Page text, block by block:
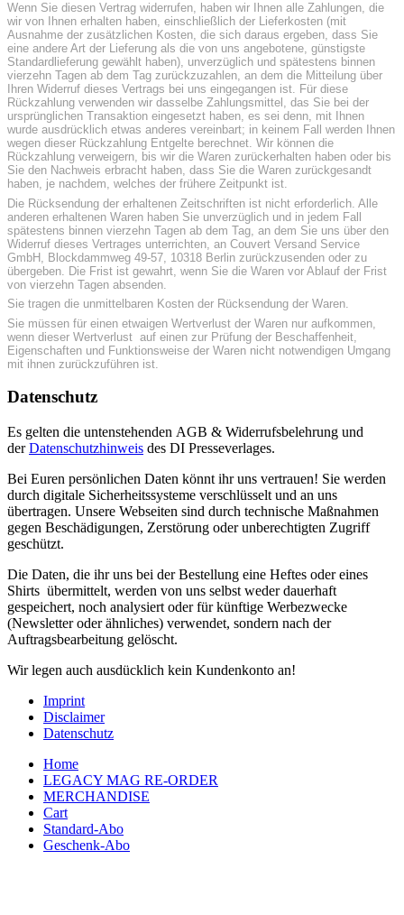
Wenn Sie diesen Vertrag widerrufen, haben wir Ihnen alle Zahlungen, die
wir von Ihnen erhalten haben, einschließlich der Lieferkosten (mit
Ausnahme der zusätzlichen Kosten, die sich daraus ergeben, dass Sie
eine andere Art der Lieferung als die von uns angebotene, günstigste
Standardlieferung gewählt haben), unverzüglich und spätestens binnen
vierzehn Tagen ab dem Tag zurückzuzahlen, an dem die Mitteilung über
Ihren Widerruf dieses Vertrags bei uns eingegangen ist. Für diese
Rückzahlung verwenden wir dasselbe Zahlungsmittel, das Sie bei der
ursprünglichen Transaktion eingesetzt haben, es sei denn, mit Ihnen
wurde ausdrücklich etwas anderes vereinbart; in keinem Fall werden Ihnen
wegen dieser Rückzahlung Entgelte berechnet. Wir können die
Rückzahlung verweigern, bis wir die Waren zurückerhalten haben oder bis
Sie den Nachweis erbracht haben, dass Sie die Waren zurückgesandt
haben, je nachdem, welches der frühere Zeitpunkt ist.
Die Rücksendung der erhaltenen Zeitschriften ist nicht erforderlich. Alle
anderen erhaltenen Waren haben Sie unverzüglich und in jedem Fall
spätestens binnen vierzehn Tagen ab dem Tag, an dem Sie uns über den
Widerruf dieses Vertrages unterrichten, an Couvert Versand Service
GmbH, Blockdammweg 49-57, 10318 Berlin zurückzusenden oder zu
übergeben. Die Frist ist gewahrt, wenn Sie die Waren vor Ablauf der Frist
von vierzehn Tagen absenden.
Sie tragen die unmittelbaren Kosten der Rücksendung der Waren.
Sie müssen für einen etwaigen Wertverlust der Waren nur aufkommen,
wenn dieser Wertverlust auf einen zur Prüfung der Beschaffenheit,
Eigenschaften und Funktionsweise der Waren nicht notwendigen Umgang
mit ihnen zurückzuführen ist.
Datenschutz
Es gelten die untenstehenden AGB & Widerrufsbelehrung und
derDatenschutzhinweis des DI Presseverlages.
Bei Euren persönlichen Daten könnt ihr uns vertrauen! Sie werden
durch digitale Sicherheitssysteme verschlüsselt und an uns
übertragen. Unsere Webseiten sind durch technische Maßnahmen
gegen Beschädigungen, Zerstörung oder unberechtigten Zugriff
geschützt.
Die Daten, die ihr uns bei der Bestellung eine Heftes oder eines
Shirts übermittelt, werden von uns selbst weder dauerhaft
gespeichert, noch analysiert oder für künftige Werbezwecke
(Newsletter oder ähnliches) verwendet, sondern nach der
Auftragsbearbeitung gelöscht.
Wir legen auch ausdücklich kein Kundenkonto an!
Imprint
Disclaimer
Datenschutz
Home
LEGACY MAG RE-ORDER
MERCHANDISE
Cart
Standard-Abo
Geschenk-Abo